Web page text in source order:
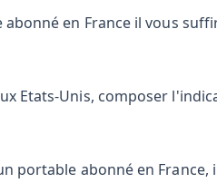
en France il vous
Etats-Unis, composer
portable abonné en